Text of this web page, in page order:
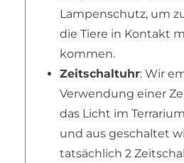
Lampenschutz, um
die Tiere in Kontakt
kommen.
Zeitschaltuhr: Wir
Verwendung einer
das Licht im
und aus geschaltet
tatsächlich 2